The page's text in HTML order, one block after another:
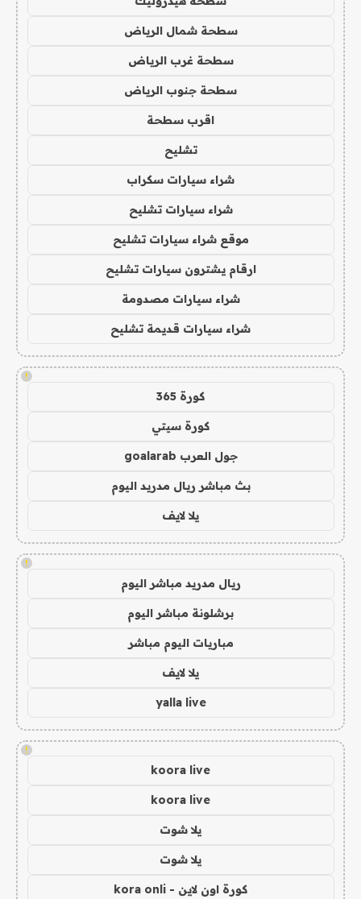
سطحة شمال الرياض
سطحة غرب الرياض
سطحة جنوب الرياض
اقرب سطحة
تشليح
شراء سيارات سكراب
شراء سيارات تشليح
موقع شراء سيارات تشليح
ارقام يشترون سيارات تشليح
شراء سيارات مصدومة
شراء سيارات قديمة تشليح
!
كورة 365
كورة سيتي
جول العرب goalarab
بث مباشر ريال مدريد اليوم
يلا لايف
!
ريال مدريد مباشر اليوم
برشلونة مباشر اليوم
مباريات اليوم مباشر
يلا لايف
yalla live
!
koora live
koora live
يلا شوت
يلا شوت
كورة اون لاين - kora onli